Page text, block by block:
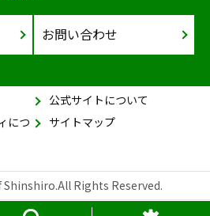
お問い合わせ
公式サイトについて
につ
サイトマップ
Rights Reserved.